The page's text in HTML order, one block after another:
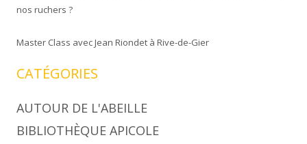
nos ruchers ?
Master Class avec Jean Riondet à Rive-de-Gier
CATÉGORIES
AUTOUR DE L'ABEILLE
BIBLIOTHÈQUE APICOLE